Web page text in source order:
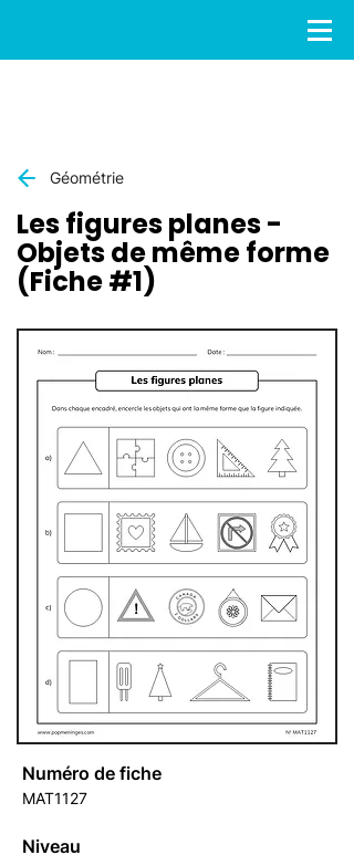
Géométrie
Les figures planes -
Objets de même forme
(Fiche #1)
Numéro de fiche
MAT1127
Niveau